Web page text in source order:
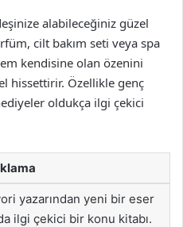
alabileceğiniz güzel
cilt bakım seti veya spa
kendisine olan özenini
hissettirir. Özellikle genç
oldukça ilgi çekici
yazarından yeni bir eser
ilgi çekici bir konu kitabı.